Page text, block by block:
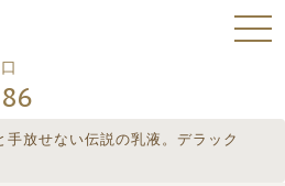
手放せない伝説の乳液。デラック